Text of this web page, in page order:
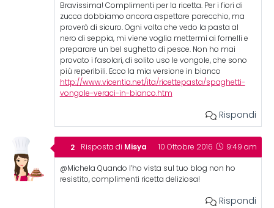
Bravissima! Complimenti per la ricetta. Per i fiori di
zucca dobbiamo ancora aspettare parecchio, ma
proverò di sicuro. Ogni volta che vedo la pasta al
nero di seppia, mi viene voglia mettermi ai fornelli e
preparare un bel sughetto di pesce. Non ho mai
provato i fasolari, di solito uso le vongole, che sono
più reperibili. Ecco la mia versione in bianco
http://www.vicentia.net/ita/ricettepasta/spaghetti-
vongole-veraci-in-bianco.htm
Rispondi
Risposta di Misya 10 Ottobre 2016 9:49 am
@Michela Quando l’ho vista sul tuo blog non ho
resistito, complimenti ricetta deliziosa!
Rispondi